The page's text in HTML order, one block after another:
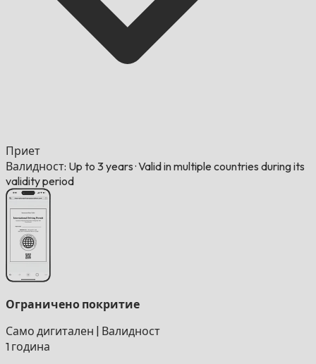
Приет
Валидност: Up to 3 years ·Valid in multiple countries during its
validity period
Ограничено покритие
Само дигитален
Валидност
1 година